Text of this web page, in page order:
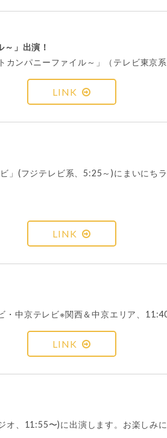
」出演！
ンパニーファイル～」（テレビ東京
LINK
(フジテレビ系、5:25～)にまいにち
LINK
中京テレビ※関西＆中京エリア、
LINK
、11:55〜)に出演します。お楽しみに